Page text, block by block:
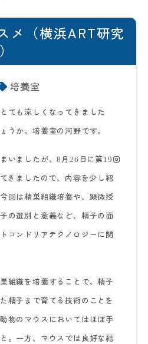
メ（横浜ART研究
培養室
ても涼しくなってきました
うか。培養室の河野です。
いましたが、8 月26 日に第 19 回
きましたので、内容を少し紹
回は精巣組織培養や、顕微授
の選別と意義など、精子の面
コンドリアテクノロジーに関
組織を培養することで、精子
精子まで育てる技術のことを
物のマウスにおいてはほぼ手
。一方、マウスでは良好な結